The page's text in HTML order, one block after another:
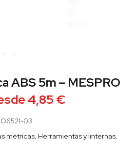
ABS 5m – MESPRO
4,85 €
03
métricas, Herramientas y linternas,